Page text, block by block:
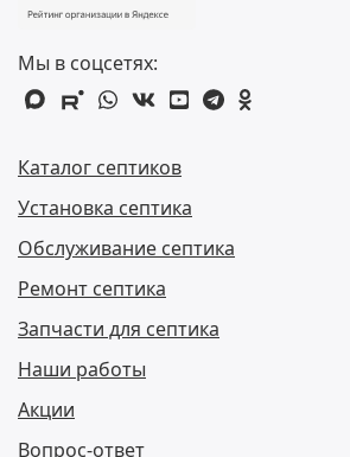
Мы в соцсетях:
max rutubewhatsapp
vk youtube
telegramodnoklassniki
Каталог септиков
Установка септика
Обслуживание септика
Ремонт септика
Запчасти для септика
Наши работы
Акции
Вопрос-ответ